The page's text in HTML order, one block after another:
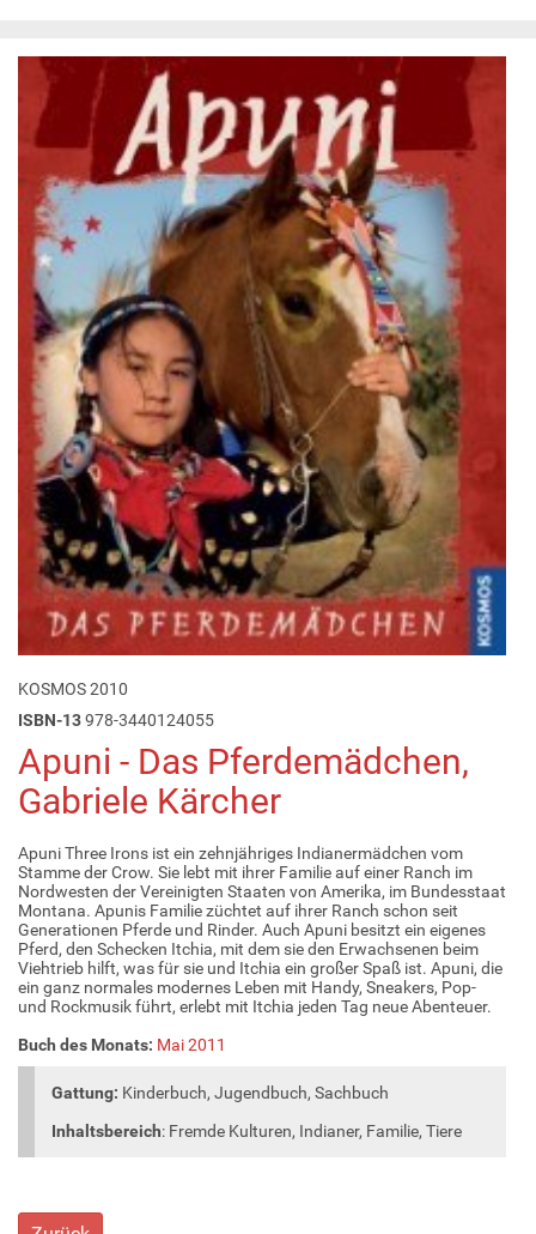
KOSMOS 2010
ISBN-13978-3440124055
Apuni - Das Pferdemädchen,
Gabriele Kärcher
Apuni Three Irons ist ein zehnjähriges Indianermädchen vom
Stamme der Crow. Sie lebt mit ihrer Familie auf einer Ranch im
Nordwesten der Vereinigten Staaten von Amerika, im Bundesstaat
Montana. Apunis Familie züchtet auf ihrer Ranch schon seit
Generationen Pferde und Rinder. Auch Apuni besitzt ein eigenes
Pferd, den Schecken Itchia, mit dem sie den Erwachsenen beim
Viehtrieb hilft, was für sie und Itchia ein großer Spaß ist. Apuni, die
ein ganz normales modernes Leben mit Handy, Sneakers, Pop-
und Rockmusik führt, erlebt mit Itchia jeden Tag neue Abenteuer.
Buch des Monats: Mai 2011
Gattung: Kinderbuch, Jugendbuch, Sachbuch
Inhaltsbereich: Fremde Kulturen, Indianer, Familie, Tiere